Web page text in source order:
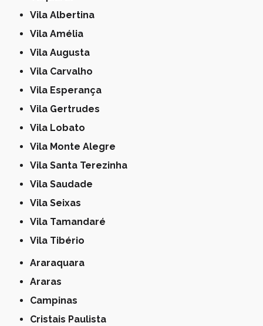
Vila Albertina
Vila Amélia
Vila Augusta
Vila Carvalho
Vila Esperança
Vila Gertrudes
Vila Lobato
Vila Monte Alegre
Vila Santa Terezinha
Vila Saudade
Vila Seixas
Vila Tamandaré
Vila Tibério
Araraquara
Araras
Campinas
Cristais Paulista